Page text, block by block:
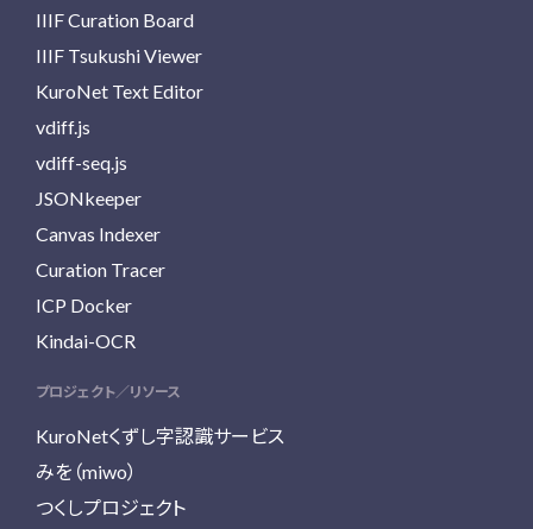
IIIF Curation Board
IIIF Tsukushi Viewer
KuroNet Text Editor
vdiff.js
vdiff-seq.js
JSONkeeper
Canvas Indexer
Curation Tracer
ICP Docker
Kindai-OCR
プロジェクト／リソース
KuroNetくずし字認識サービス
みを（miwo）
つくしプロジェクト